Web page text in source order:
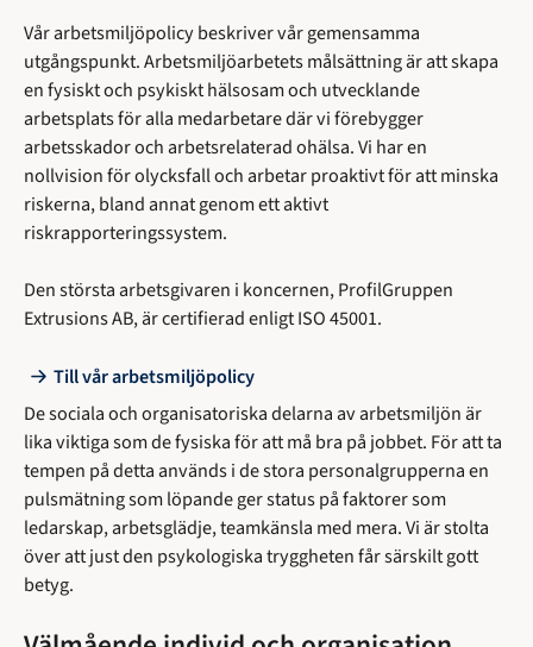
Vår arbetsmiljöpolicy beskriver vår gemensamma
utgångspunkt. Arbetsmiljöarbetets målsättning är att skapa
en fysiskt och psykiskt hälsosam och utvecklande
arbetsplats för alla medarbetare där vi förebygger
arbetsskador och arbetsrelaterad ohälsa. Vi har en
nollvision för olycksfall och arbetar proaktivt för att minska
riskerna, bland annat genom ett aktivt
riskrapporteringssystem.
Den största arbetsgivaren i koncernen, ProfilGruppen
Extrusions AB, är certifierad enligt ISO 45001.
Till vår arbetsmiljöpolicy
De sociala och organisatoriska delarna av arbetsmiljön är
lika viktiga som de fysiska för att må bra på jobbet. För att ta
tempen på detta används i de stora personalgrupperna en
pulsmätning som löpande ger status på faktorer som
ledarskap, arbetsglädje, teamkänsla med mera. Vi är stolta
över att just den psykologiska tryggheten får särskilt gott
betyg.